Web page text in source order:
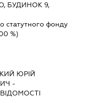
БУДИНОК 9,
статутного фонду
%)
ЮРІЙ
-